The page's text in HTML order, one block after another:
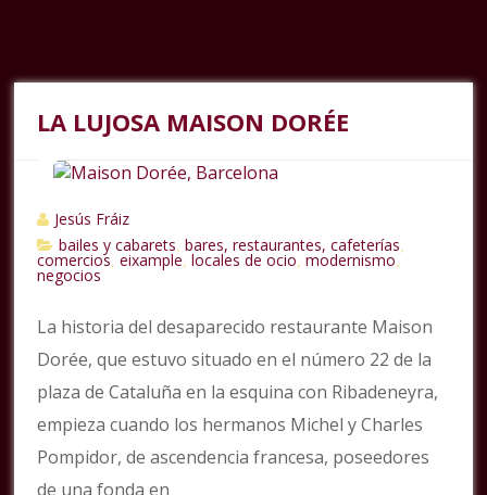
LA LUJOSA MAISON DORÉE
Jesús Fráiz
bailes y cabarets bares, restaurantes, cafeterías
comercios ,eixample locales de ocio ,modernismo
negocios
La historia del desaparecido restaurante Maison
Dorée, que estuvo situado en el número 22 de la
plaza de Cataluña en la esquina con Ribadeneyra,
empieza cuando los hermanos Michel y Charles
Pompidor, de ascendencia francesa, poseedores
de una fonda en